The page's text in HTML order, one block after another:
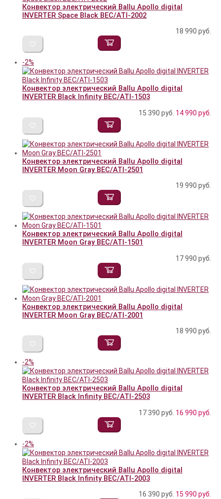
Конвектор электрический Ballu Apollo digital
INVERTER Space Black BEC/ATI-2002
18 990 руб.
-2%
Конвектор электрический Ballu Apollo digital
INVERTER Black Infinity BEC/ATI-1503
15 390 руб. 14 990 руб.
Конвектор электрический Ballu Apollo digital
INVERTER Moon Gray BEC/ATI-2501
19 990 руб.
Конвектор электрический Ballu Apollo digital
INVERTER Moon Gray BEC/ATI-1501
17 990 руб.
Конвектор электрический Ballu Apollo digital
INVERTER Moon Gray BEC/ATI-2001
18 990 руб.
-2%
Конвектор электрический Ballu Apollo digital
INVERTER Black Infinity BEC/ATI-2503
17 390 руб. 16 990 руб.
-2%
Конвектор электрический Ballu Apollo digital
INVERTER Black Infinity BEC/ATI-2003
16 390 руб. 15 990 руб.